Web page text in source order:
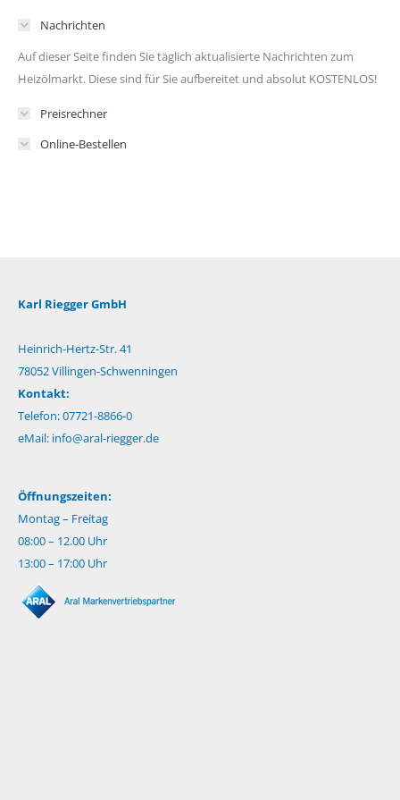
Nachrichten
Auf dieser Seite finden Sie täglich aktualisierte Nachrichten zum
Heizölmarkt. Diese sind für Sie aufbereitet und absolut KOSTENLOS!
Preisrechner
Online-Bestellen
Karl Riegger GmbH
Heinrich-Hertz-Str. 41
78052 Villingen-Schwenningen
Kontakt:
Telefon: 07721-8866-0
eMail: info@aral-riegger.de
Öffnungszeiten:
Montag – Freitag
08:00 – 12.00 Uhr
13:00 – 17:00 Uhr